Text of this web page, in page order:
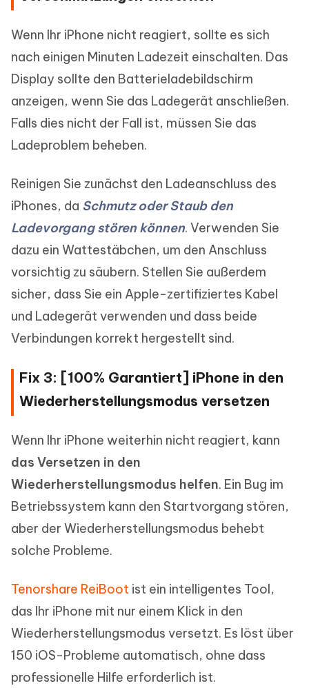
Wenn Ihr iPhone nicht reagiert, sollte es sich
nach einigen Minuten Ladezeit einschalten. Das
Display sollte den Batterieladebildschirm
anzeigen, wenn Sie das Ladegerät anschließen.
Falls dies nicht der Fall ist, müssen Sie das
Ladeproblem beheben.
Reinigen Sie zunächst den Ladeanschluss des
iPhones, da Schmutz oder Staub den
Ladevorgang stören können. Verwenden Sie
dazu ein Wattestäbchen, um den Anschluss
vorsichtig zu säubern. Stellen Sie außerdem
sicher, dass Sie ein Apple-zertifiziertes Kabel
und Ladegerät verwenden und dass beide
Verbindungen korrekt hergestellt sind.
Fix 3: [100% Garantiert] iPhone in den
Wiederherstellungsmodus versetzen
Wenn Ihr iPhone weiterhin nicht reagiert, kann
das Versetzen in den
Wiederherstellungsmodus helfen. Ein Bug im
Betriebssystem kann den Startvorgang stören,
aber der Wiederherstellungsmodus behebt
solche Probleme.
Tenorshare ReiBoot ist ein intelligentes Tool,
das Ihr iPhone mit nur einem Klick in den
Wiederherstellungsmodus versetzt. Es löst über
150 iOS-Probleme automatisch, ohne dass
professionelle Hilfe erforderlich ist.